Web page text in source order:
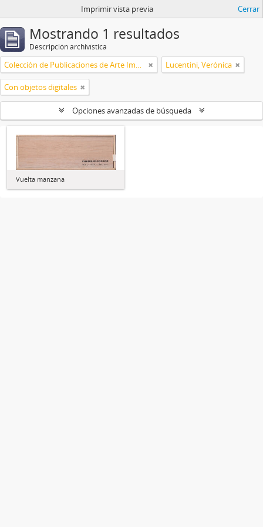
Imprimir vista previa Cerrar
Mostrando 1 resultados
Descripción archivística
Colección de Publicaciones de Arte Impreso Lucentini, Verónica
Con objetos digitales
Opciones avanzadas de búsqueda
Vuelta manzana